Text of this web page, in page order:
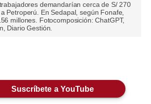
demandarían cerca de S/ 270
Petroperú. En Sedapal, según Fonafe,
millones. Fotocomposición: ChatGPT,
Diario Gestión.
Suscríbete a YouTube